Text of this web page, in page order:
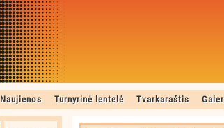
Naujienos Turnyrinė lentelė Tvarkaraštis